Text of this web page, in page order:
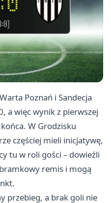
Poznań i Sandecja
a więc wynik z pierwszej
W Grodzisku
częściej mieli inicjatywę,
tu w roli gości – dowieźli
remis i mogą
przebieg, a brak goli nie